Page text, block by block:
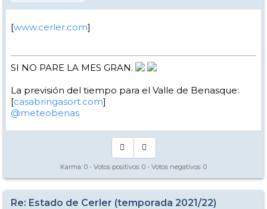
[www.cerler.com]
SI NO PARE LA MES GRAN.
La previsión del tiempo para el Valle de Benasque:
[casabringasort.com]
@meteobenas
Karma: 0 - Votos positivos: 0 - Votos negativos: 0
Re: Estado de Cerler (temporada 2021/22)